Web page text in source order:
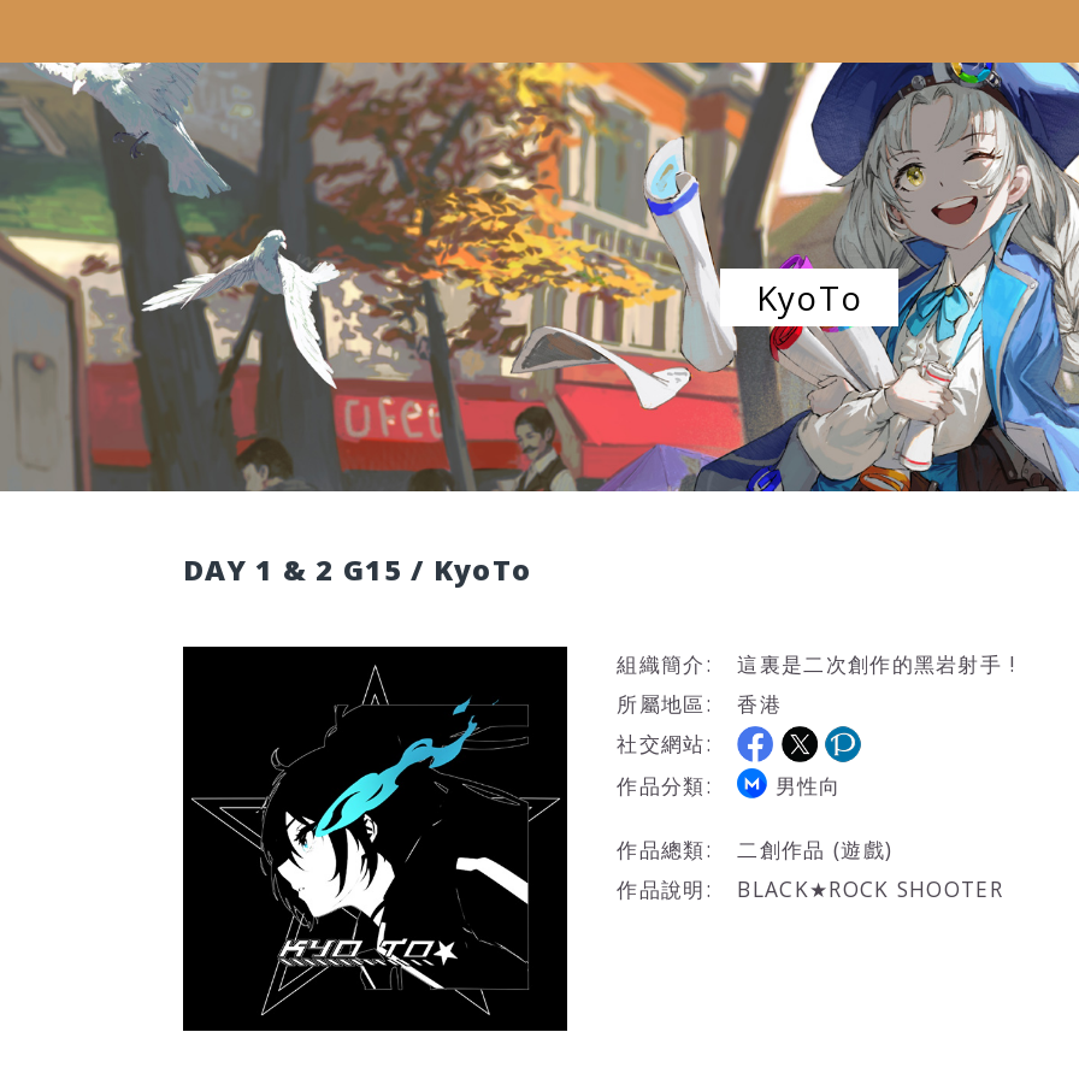
KyoTo
DAY 1 & 2 G15 / KyoTo
組織簡介:
這裏是二次創作的黑岩射手 !
所屬地區:
香港
社交網站:
作品分類:
男性向
作品總類:
二創作品 (遊戲)
作品說明:
BLACK★ROCK SHOOTER